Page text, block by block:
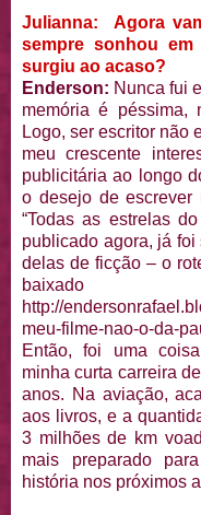
Julianna: Agora
sempre sonhou
surgiu ao acaso?
Enderson: Nunca fui
memória é péssima,
Logo, ser escritor não
meu crescente
publicitária ao longo
o desejo de escrever
“Todas as estrelas
publicado agora, já
delas de ficção – o
baixado
http://
meu-filme-nao-o-da-
Então, foi uma
minha curta carreira
anos. Na aviação,
aos livros, e a
3 milhões de km
mais preparado
história nos próximos